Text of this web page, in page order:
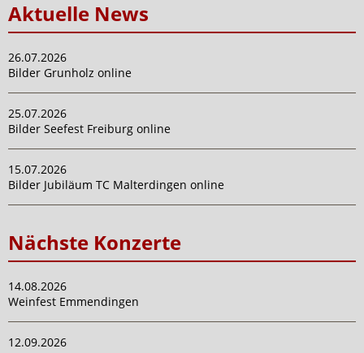
Aktuelle News
26.07.2026
Bilder Grunholz online
25.07.2026
Bilder Seefest Freiburg online
15.07.2026
Bilder Jubiläum TC Malterdingen online
Nächste Konzerte
14.08.2026
Weinfest Emmendingen
12.09.2026